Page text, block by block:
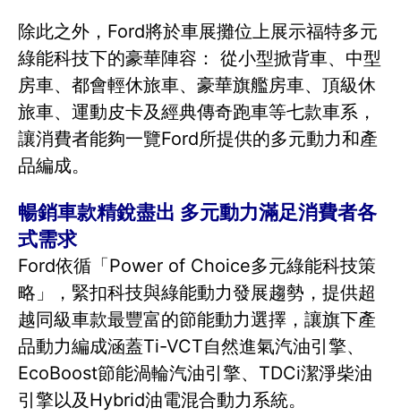
除此之外，Ford將於車展攤位上展示福特多元
綠能科技下的豪華陣容： 從小型掀背車、中型
房車、都會輕休旅車、豪華旗艦房車、頂級休
旅車、運動皮卡及經典傳奇跑車等七款車系，
讓消費者能夠一覽Ford所提供的多元動力和產
品編成。
暢銷車款精銳盡出 多元動力滿足消費者各
式需求
Ford依循「Power of Choice多元綠能科技策
略」，緊扣科技與綠能動力發展趨勢，提供超
越同級車款最豐富的節能動力選擇，讓旗下產
品動力編成涵蓋Ti-VCT自然進氣汽油引擎、
EcoBoost節能渦輪汽油引擎、TDCi潔淨柴油
引擎以及Hybrid油電混合動力系統。